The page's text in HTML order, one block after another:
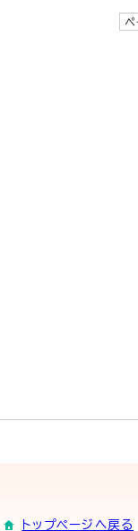
トップページへ戻る